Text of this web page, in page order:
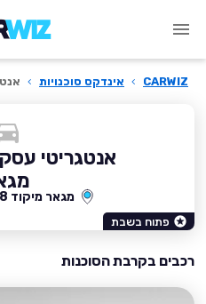
CARWIZ
› אינדקס סוכנויות ›
אנטגריטי
מגאר מיקוד 20128
פתוח בשבת
רכבים בקרבת הסוכנות